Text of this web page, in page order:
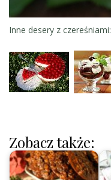
Inne desery z czereśniami:
Zobacz także: